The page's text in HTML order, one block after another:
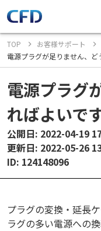
TOP
お客様サポート
電源プラグが足りません、ど
電源プラグ
ればよいで
公開日: 2022-04-19
更新日: 2022-05-26
ID: 124148096
プラグの変換・延長
ラグの多い電源への